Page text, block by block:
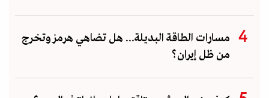
مسارات الطاقة البديلة... هل تضاهي هرمز وتخرج
من ظل إيران؟